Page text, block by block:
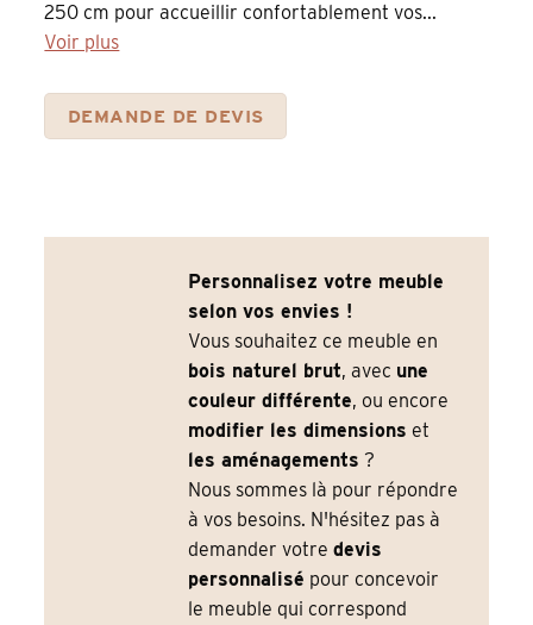
250 cm pour accueillir confortablement vos...
Voir plus
DEMANDE DE DEVIS
Personnalisez votre meuble
selon vos envies !
Vous souhaitez ce meuble en
bois naturel brut, avec une
couleur différente, ou encore
modifier les dimensions et
les aménagements ?
Nous sommes là pour répondre
à vos besoins. N'hésitez pas à
demander votredevis
personnalisé pour concevoir
le meuble qui correspond